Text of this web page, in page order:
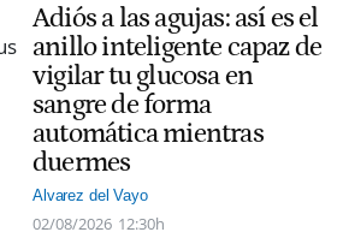
Adiós a las agujas: así es el
anillo inteligente capaz de
vigilar tu glucosa en
sangre de forma
automática mientras
duermes
Alvarez del Vayo
02/08/2026 12:30h